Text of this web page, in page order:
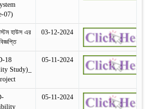
07)
হাউস এর
03-12-2024
18
Study)_
05-11-2024
05-11-2024